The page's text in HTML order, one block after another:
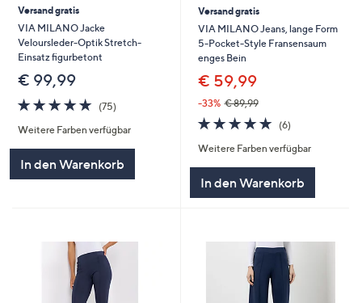
Versand gratis
VIA MILANO Jacke
Veloursleder-Optik Stretch-
Einsatz figurbetont
€ 99,99
4.8
von
5
(75)75
Weitere Farben verfügbar
In den Warenkorb
Versand gratis
VIA MILANO Jeans, lange Form
5-Pocket-Style Fransensaum
enges Bein
€ 59,99
-33% € 89,99
4.8
von
5
(6)
Weitere Farben verfügbar
In den Warenkorb